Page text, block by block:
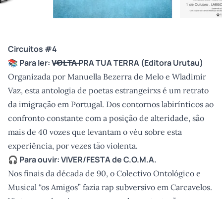
Circuitos #4
📚 Para ler: V̶O̶L̶T̶A̶ PRA TUA TERRA (Editora Urutau)
Organizada por Manuella Bezerra de Melo e Wladimir
Vaz, esta antologia de poetas estrangeirxs é um retrato
da imigração em Portugal. Dos contornos labirínticos ao
confronto constante com a posição de alteridade, são
mais de 40 vozes que levantam o véu sobre esta
experiência, por vezes tão violenta.
🎧 Para ouvir:VIVER/FESTAde C.O.M.A.
Nos finais da década de 90, o Colectivo Ontológico e
Musical “os Amigos” fazia rap subversivo em Carcavelos.